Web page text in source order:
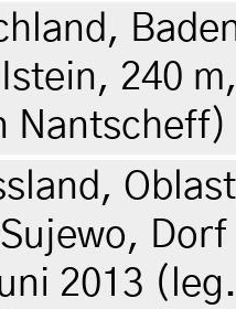
240
Nantscheff)
2013